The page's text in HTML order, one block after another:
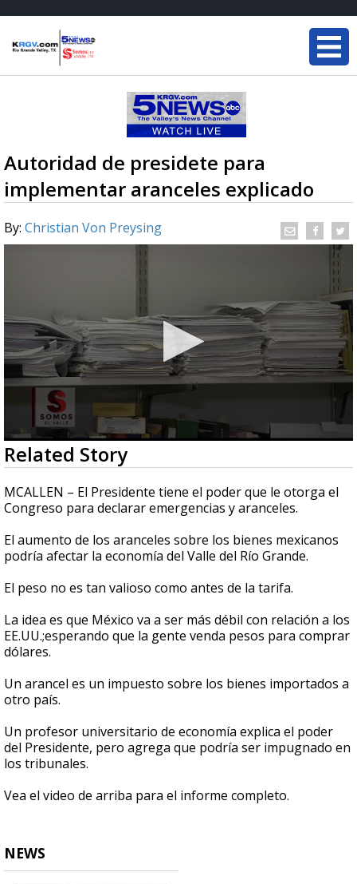
Autoridad de presidete para
implementar aranceles explicado
By: Christian Von Preysing
0
seconds
of
2
minutes,
0
Related Story
MCALLEN – El Presidente tiene el poder que le otorga el
Congreso para declarar emergencias y aranceles.
El aumento de los aranceles sobre los bienes mexicanos
podría afectar la economía del Valle del Río Grande.
El peso no es tan valioso como antes de la tarifa.
La idea es que México va a ser más débil con relación a los
EE.UU.;esperando que la gente venda pesos para comprar
dólares.
Un arancel es un impuesto sobre los bienes importados a
otro país.
Un profesor universitario de economía explica el poder
del Presidente, pero agrega que podría ser impugnado en
los tribunales.
Vea el video de arriba para el informe completo.
NEWS